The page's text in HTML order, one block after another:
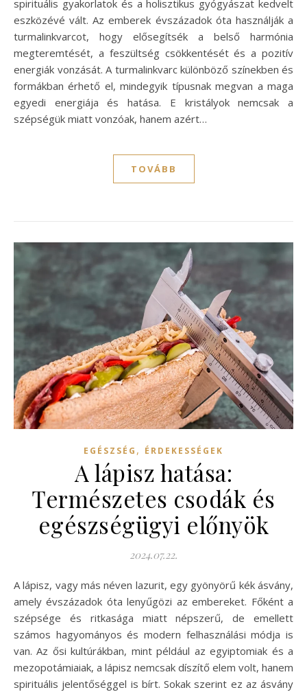
spirituális gyakorlatok és a holisztikus gyógyászat kedvelt
eszközévé vált. Az emberek évszázadok óta használják a
turmalinkvarcot, hogy elősegítsék a belső harmónia
megteremtését, a feszültség csökkentését és a pozitív
energiák vonzását. A turmalinkvarc különböző színekben és
formákban érhető el, mindegyik típusnak megvan a maga
egyedi energiája és hatása. E kristályok nemcsak a
szépségük miatt vonzóak, hanem azért…
TOVÁBB
EGÉSZSÉG , ÉRDEKESSÉGEK
A lápisz hatása:
Természetes csodák és
egészségügyi előnyök
2024.07.22.
A lápisz, vagy más néven lazurit, egy gyönyörű kék ásvány,
amely évszázadok óta lenyűgözi az embereket. Főként a
szépsége és ritkasága miatt népszerű, de emellett
számos hagyományos és modern felhasználási módja is
van. Az ősi kultúrákban, mint például az egyiptomiak és a
mezopotámiaiak, a lápisz nemcsak díszítő elem volt, hanem
spirituális jelentőséggel is bírt. Sokak szerint ez az ásvány